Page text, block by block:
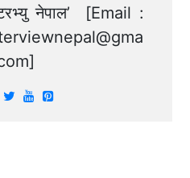
नेपाल’ [Email :
]